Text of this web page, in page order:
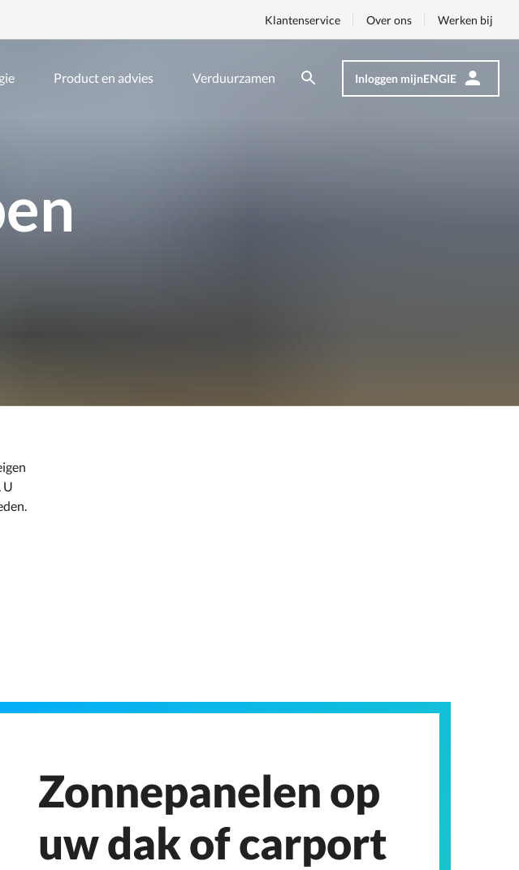
Zoeken
Product en advies Verduurzamen
Klantenservice Over ons Werken bij
Zoeken Inloggen mijnENGIE
U
Zonnepanelen op
uw dak of carport